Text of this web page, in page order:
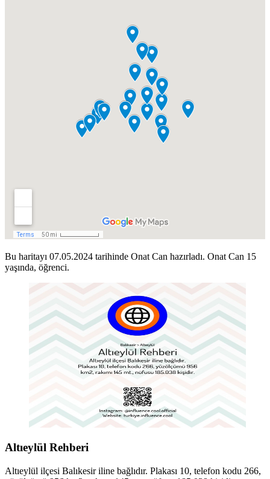
Bu haritayı 07.05.2024 tarihinde Onat Can hazırladı. Onat Can 15
yaşında, öğrenci.
Altıeylül Rehberi
Altıeylül ilçesi Balıkesir iline bağlıdır. Plakası 10, telefon kodu 266,